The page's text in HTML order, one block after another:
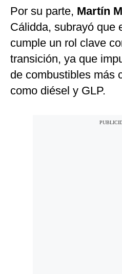
Por su parte, Martín
Cálidda, subrayó que
cumple un rol clave
transición, ya que
de combustibles más
como diésel y GLP.